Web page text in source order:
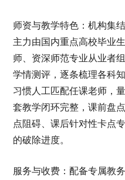
师资与教学特色：机构集
主力由国内重点高校毕业
师、资深师范专业从业者
学情测评，逐条梳理各科
习惯人工匹配任课老师，
套教学闭环完整，课前盘
点阻碍、课后针对性卡点
的破除进度。
服务与收费：配备专属教